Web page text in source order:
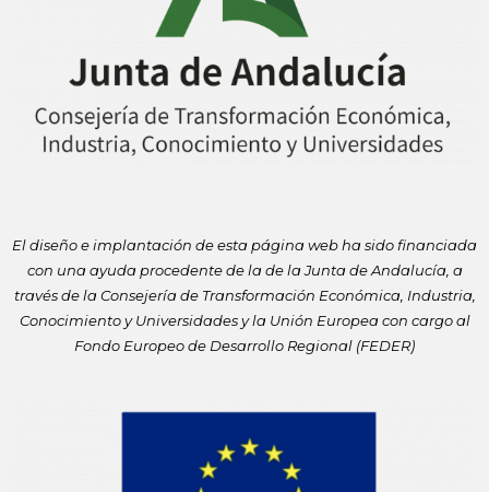
El diseño e implantación de esta página web ha sido financiada
con una ayuda procedente de la de la Junta de Andalucía, a
través de laConsejería de Transformación Económica, Industria,
Conocimiento yUniversidades y la Unión Europea con cargo al
Fondo Europeo de Desarrollo Regional (FEDER)